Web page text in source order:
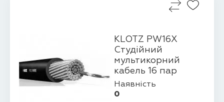
KLOTZ PW16X
Студійний
мультикорний
кабель 16 пар
Наявність
0